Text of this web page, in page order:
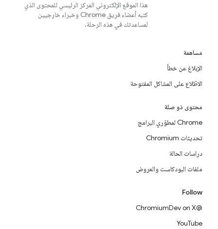
هذا الموقع الإلكتروني المركز الرئيسي للمحتوى الذي
كتبه أعضاء فريق Chrome وخبراء خارجيين
لمساعدتك في هذه الرحلة.
مساهمة
الإبلاغ عن خطأ
الاطّلاع على المشاكل المفتوحة
محتوى ذو صلة
Chrome لمطوّري البرامج
تحديثات Chromium
دراسات الحالة
ملفات البودكاست والعروض
Follow
@ChromiumDev on X
YouTube